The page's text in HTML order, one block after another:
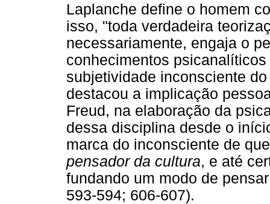
Laplanche define o homem
isso, "toda verdadeira
necessariamente, engaja o
conhecimentos
subjetividade inconsciente
destacou a implicação
Freud, na elaboração da
dessa disciplina desde o
marca do inconsciente de
pensador da cultura, e até
fundando um modo de
593-594; 606-607).